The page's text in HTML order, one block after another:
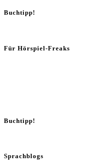
Buch­tipp!
Für Hör­spiel-Freaks
Buch­tipp!
Sprachblogs